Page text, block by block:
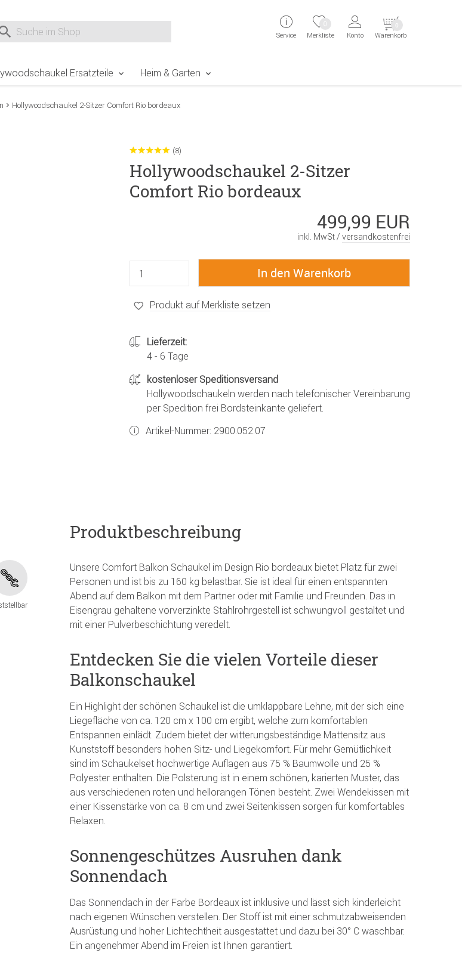
nach
Service Merkliste
0
Konto Warenkorb
0
Ersatzteile Heim & Garten
Hollywoodschaukel 2-Sitzer Comfort Rio bordeaux
(8)
Hollywoodschaukel 2-Sitzer
Comfort Rio bordeaux
499,99 EUR
inkl. MwSt / versandkostenfrei
Produkt auf Merkliste setzen
Lieferzeit:
4 - 6 Tage
kostenloser Speditionsversand
Hollywoodschaukeln werden nach telefonischer Vereinbarung
per Spedition frei Bordsteinkante geliefert.
Artikel-Nummer: 2900.052.07
Produktbeschreibung
Unsere Comfort Balkon Schaukel im Design Rio bordeaux bietet Platz für zwei
Personen und ist bis zu 160 kg belastbar. Sie ist ideal für einen entspannten
Abend auf dem Balkon mit dem Partner oder mit Familie und Freunden. Das in
Eisengrau gehaltene vorverzinkte Stahlrohrgestell ist schwungvoll gestaltet und
mit einer Pulverbeschichtung veredelt.
Entdecken Sie die vielen Vorteile dieser
Balkonschaukel
Ein Highlight der schönen Schaukel ist die umklappbare Lehne, mit der sich eine
Liegefläche von ca. 120 cm x 100 cm ergibt, welche zum komfortablen
Entspannen einlädt. Zudem bietet der witterungsbeständige Mattensitz aus
Kunststoff besonders hohen Sitz- und Liegekomfort. Für mehr Gemütlichkeit
sind im Schaukelset hochwertige Auflagen aus 75 % Baumwolle und 25 %
Polyester enthalten. Die Polsterung ist in einem schönen, karierten Muster, das
aus verschiedenen roten und hellorangen Tönen besteht. Zwei Wendekissen mit
einer Kissenstärke von ca. 8 cm und zwei Seitenkissen sorgen für komfortables
Relaxen.
Sonnengeschützes Ausruhen dank
Sonnendach
Das Sonnendach in der Farbe Bordeaux ist inklusive und lässt sich kinderleicht
nach eigenen Wünschen verstellen. Der Stoff ist mit einer schmutzabweisenden
Ausrüstung und hoher Lichtechtheit ausgestattet und dazu bei 30° C waschbar.
Ein angenehmer Abend im Freien ist Ihnen garantiert.